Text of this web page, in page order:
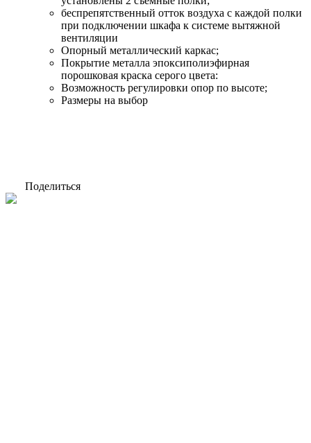
беспрепятственный отток воздуха с каждой полки
при подключении шкафа к системе вытяжной
вентиляции
Опорный металлический каркас;
Покрытие металла эпоксиполиэфирная
порошковая краска серого цвета:
Возможность регулировки опор по высоте;
Размеры на выбор
Поделиться